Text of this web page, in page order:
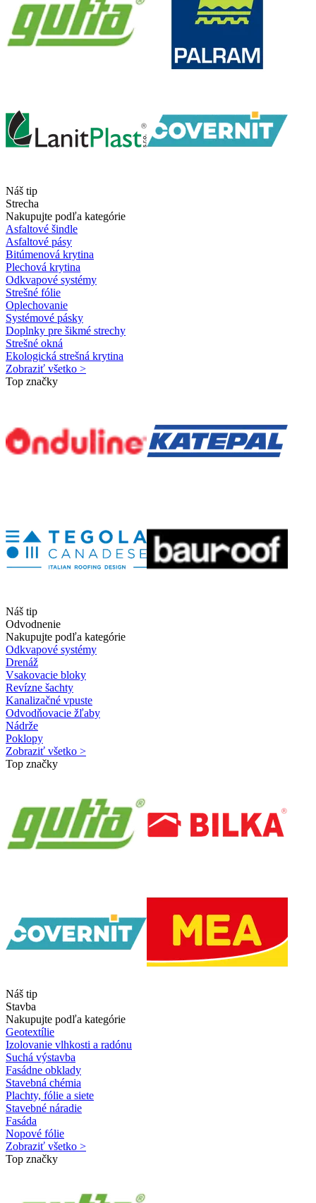
Náš tip
Strecha
Nakupujte podľa kategórie
Asfaltové šindle
Asfaltové pásy
Bitúmenová krytina
Plechová krytina
Odkvapové systémy
Strešné fólie
Oplechovanie
Systémové pásky
Doplnky pre šikmé strechy
Strešné okná
Ekologická strešná krytina
Zobraziť všetko >
Top značky
Náš tip
Odvodnenie
Nakupujte podľa kategórie
Odkvapové systémy
Drenáž
Vsakovacie bloky
Revízne šachty
Kanalizačné vpuste
Odvodňovacie žľaby
Nádrže
Poklopy
Zobraziť všetko >
Top značky
Náš tip
Stavba
Nakupujte podľa kategórie
Geotextílie
Izolovanie vlhkosti a radónu
Suchá výstavba
Fasádne obklady
Stavebná chémia
Plachty, fólie a siete
Stavebné náradie
Fasáda
Nopové fólie
Zobraziť všetko >
Top značky